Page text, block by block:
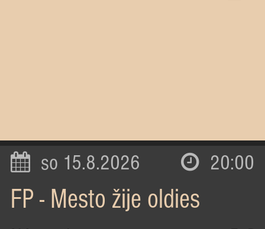
so 15.8.2026 20:00
FP - Mesto žije oldies